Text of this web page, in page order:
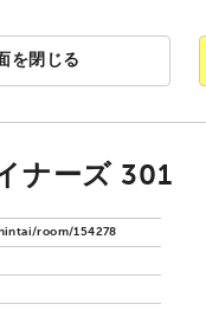
を閉じる
ナーズ 301
room/154278